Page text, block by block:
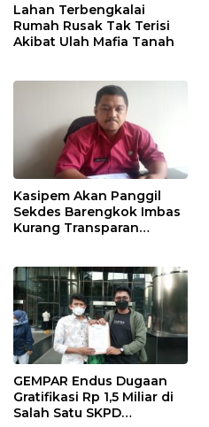
Lahan Terbengkalai
Rumah Rusak Tak Terisi
Akibat Ulah Mafia Tanah
Kasipem Akan Panggil
Sekdes Barengkok Imbas
Kurang Transparan
GEMPAR Endus Dugaan
Gratifikasi Rp 1,5 Miliar di
Salah Satu SKPD